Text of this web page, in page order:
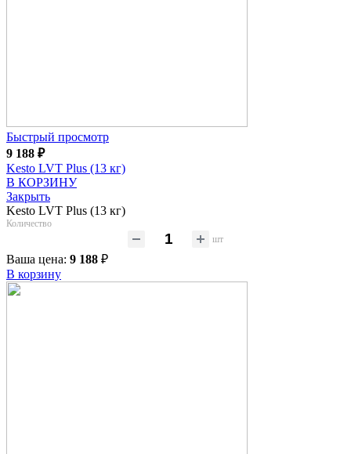
Быстрый просмотр
9 188 ₽
Kesto LVT Plus (13 кг)
В КОРЗИНУ
Закрыть
Kesto LVT Plus (13 кг)
Количество
шт
Ваша цена: 9 188 ₽
В корзину